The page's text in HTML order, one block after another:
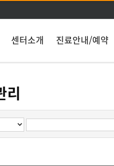
주메뉴 바로가기
본문 바로가기
센터소개 진료안내/예약
리